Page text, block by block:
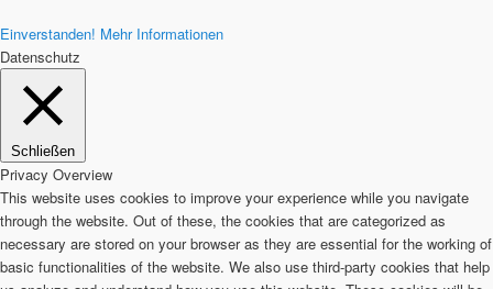
Einverstanden! Mehr Informationen
Datenschutz
Schließen
Privacy Overview
This website uses cookies to improve your experience while you navigate
through the website. Out of these, the cookies that are categorized as
necessary are stored on your browser as they are essential for the working of
basic functionalities of the website. We also use third-party cookies that help